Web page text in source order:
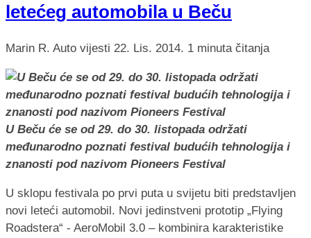
letećeg automobila u Beču
Marin R. Auto vijesti 22. Lis. 2014. 1 minuta čitanja
U Beču će se od 29. do 30. listopada održati
međunarodno poznati festival budućih tehnologija i
znanosti pod nazivom Pioneers Festival
U sklopu festivala po prvi puta u svijetu biti predstavljen
novi leteći automobil. Novi jedinstveni prototip „Flying
Roadstera“ - AeroMobil 3.0 – kombinira karakteristike